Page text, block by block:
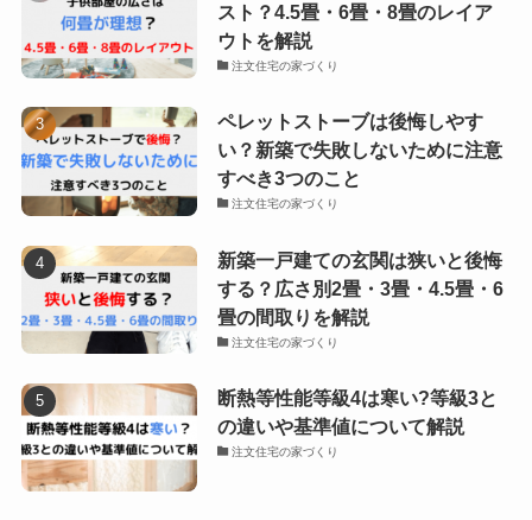
スト？4.5畳・6畳・8畳のレイア
ウトを解説
注文住宅の家づくり
ペレットストーブは後悔しやす
い？新築で失敗しないために注意
すべき3つのこと
注文住宅の家づくり
新築一戸建ての玄関は狭いと後悔
する？広さ別2畳・3畳・4.5畳・6
畳の間取りを解説
注文住宅の家づくり
断熱等性能等級4は寒い?等級3と
の違いや基準値について解説
注文住宅の家づくり